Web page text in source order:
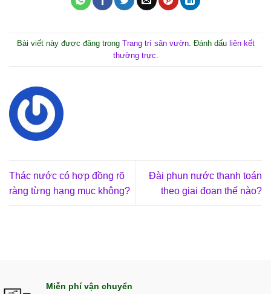
Bài viết này được đăng trong Trang trí sân vườn. Đánh dấu liên kết
thường trực
Thác nước có hợp đồng rõ
ràng từng hạng mục không?
Đài phun nước thanh toán
theo giai đoạn thế nào?
Miễn phí vận chuyển